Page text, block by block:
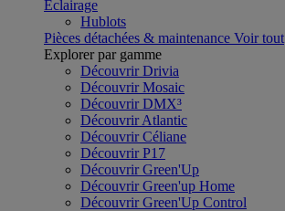
Eclairage
Hublots
Pièces détachées & maintenance Voir tout
Explorer par gamme
Découvrir Drivia
Découvrir Mosaic
Découvrir DMX³
Découvrir Atlantic
Découvrir Céliane
Découvrir P17
Découvrir Green'Up
Découvrir Green'up Home
Découvrir Green'Up Control